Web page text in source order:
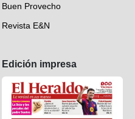
Buen Provecho
Revista E&N
Edición impresa